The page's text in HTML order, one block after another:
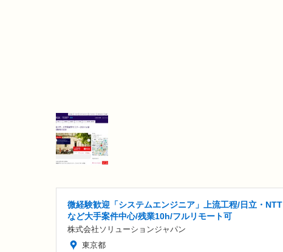
微経験歓迎「システムエンジニア」上流工程/日立・NTT
など大手案件中心/残業10h/フルリモート可
株式会社ソリューションジャパン
東京都